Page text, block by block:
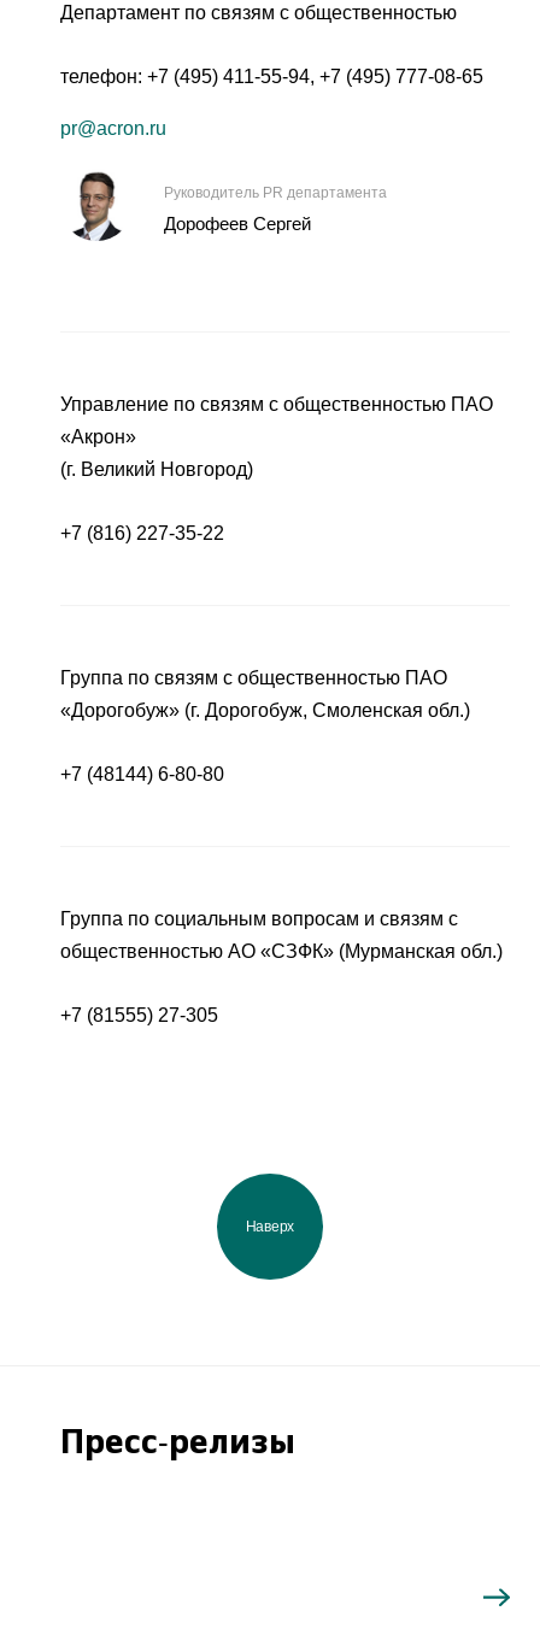
Департамент по связям с общественностью
телефон: +7 (495) 411-55-94, +7 (495) 777-08-65
pr@acron.ru
Руководитель PR департамента
Дорофеев Сергей
Управление по связям с общественностью ПАО
«Акрон»
(г. Великий Новгород)
+7 (816) 227-35-22
Группа по связям с общественностью ПАО
«Дорогобуж» (г. Дорогобуж, Смоленская обл.)
+7 (48144) 6-80-80
Группа по социальным вопросам и связям с
общественностью АО «СЗФК» (Мурманская обл.)
+7 (81555) 27-305
Наверх
Пресс-релизы